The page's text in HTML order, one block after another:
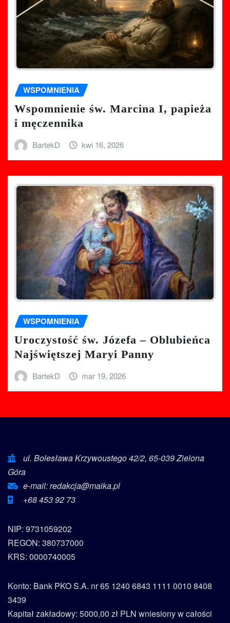
WSPOMNIENIA
Wspomnienie św. Marcina I, papieża
i męczennika
BartekD kwi 16, 2026
WSPOMNIENIA
Uroczystość św. Józefa – Oblubieńca
Najświętszej Maryi Panny
BartekD mar 19, 2026
ul. Bolesława Krzywoustego 42/2, 65-039 Zielona
Góra
e-mail: redakcja@maika.pl
+68 453 92 73
NIP: 9731059202
REGON: 380737000
KRS: 0000740005
Konto: Bank PKO S.A. nr 65 1240 6843 1111 0010 8408
3439
Kapitał zakładowy: 5000,00 zł PLN wniesiony w całości